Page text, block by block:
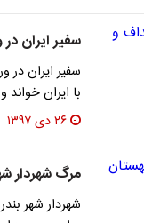
سفیر ایران
سفیر ایران در
با ایران
۲۶ دی ۱۳۹۷
مرگ شهردار
شهردار شهر